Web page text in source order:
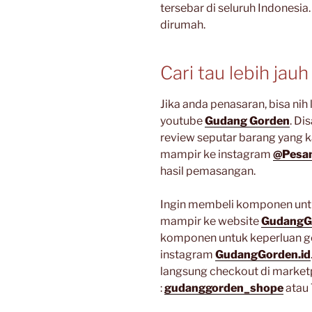
tersebar di seluruh
dirumah.
Cari tau lebih jauh
Jika anda penasaran, bisa
youtubeGudang Gorden.
review seputar barang yang
mampir ke instagram
hasil pemasangan.
Ingin membeli komponen
mampir ke website
komponen untuk keperluan
instagram GudangGorden.id
langsung checkout di
:gudanggorden_shopeatau